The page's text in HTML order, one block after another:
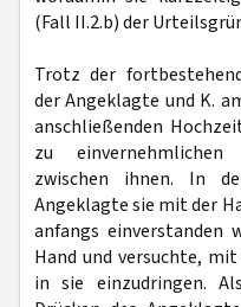
(Fall II.2.b) der
Trotz der
der Angeklagte und K.
anschließenden
zu einvernehmlichen
zwischen ihnen. In
Angeklagte sie mit der
anfangs einverstanden
Hand und versuchte,
in sie einzudringen.